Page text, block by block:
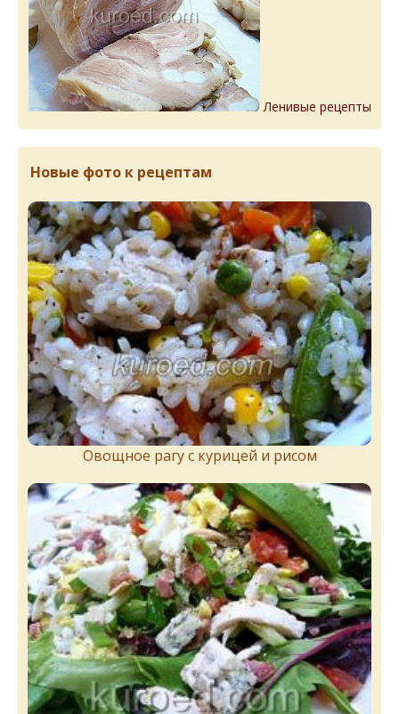
Ленивые рецепты
Новые фото к рецептам
Овощное рагу с курицей и рисом